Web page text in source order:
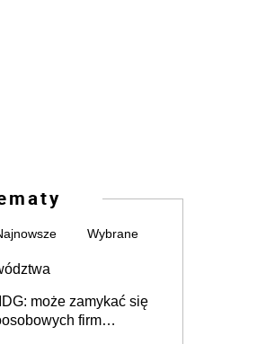
Wybrane
może zamykać się
firm